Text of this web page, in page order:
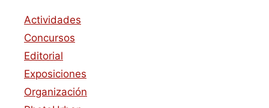
Actividades
Concursos
Editorial
Exposiciones
Organización